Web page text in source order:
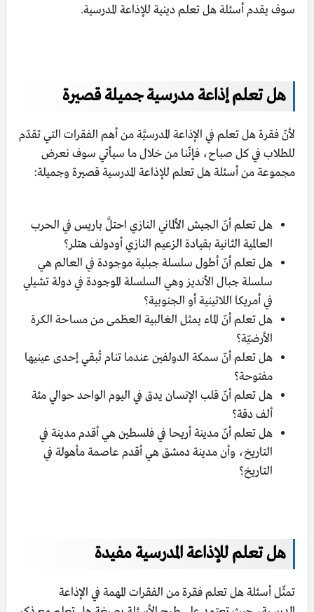
سوف يقدم أسئلة هل تعلم دينية للإذاعة المدرسية.
هل تعلم إذاعة مدرسية جميلة قصيرة
لأنّ فقرة هل تعلم في الإذاعة المدرسيَّة من أهم الفقرات التي تقدّم
للطلاب في كل صباح، فإنّنا من خلال ما سيأتي سوف نعرض
مجموعة من أسئلة هل تعلم للإذاعة المدرسية قصيرة وجميلة:
هل تعلم أنّ الجيش الألماني النازي احتلَّ باريس في الحرب
العالمية الثانية بقيادة الزعيم النازي أودولف هتلر؟
هل تعلم أنّ أطول سلسلة جبلية موجودة في العالم هي
سلسلة جبال الأنديز وهي السلسلة الموجودة في دولة تشيلي
في أمريكا اللاتينية أو الجنوبية؟
هل تعلم أنّ الماء يمثل الغالبية العظمى من مساحة الكرة
الأرضيّة؟
هل تعلم أنّ سمكة الدولفين عندما تنام تُبقي إحدى عينيها
مفتوحة؟
هل تعلم أنّ قلب الإنسان يدق في اليوم الواحد حوالي مئة
ألف دقة؟
هل تعلم أنّ مدينة أريحا في فلسطين هي أقدم مدينة في
التاريخ، وأن مدينة دمشق هي أقدم عاصمة مأهولة في
التاريخ؟
هل تعلم للإذاعة المدرسية مفيدة
تمثّل أسئلة هل تعلم فقرة من الفقرات المهمة في الإذاعة